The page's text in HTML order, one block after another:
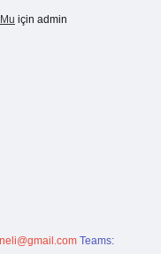
için admin
Teams: